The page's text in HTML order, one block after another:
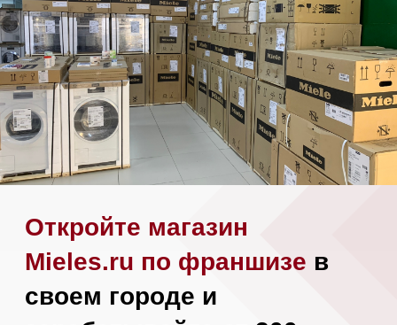
Посудомоечные машины 45 см
Газовые варочные панели
Индукционные варочные панели
Стеклокерамические варочные
панели
Гладильные
системы
Модульные панели SmartLine
Встраиваемые
кофемашины
Подогреватели посуды и пищи